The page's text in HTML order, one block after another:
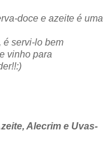
doce e azeite é uma
é servi-lo bem
vinho para
Alecrim e Uvas-